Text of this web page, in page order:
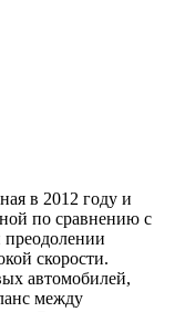
в 2012 году и
по сравнению с
скорости.
автомобилей,
между